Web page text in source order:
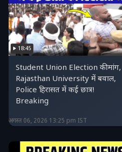
18:45
Student Union Election की मांग,
Rajasthan University में बवाल,
Police हिरासत में कई छात्र!
Breaking
अगस्त 06, 2026 13:25 pm IST